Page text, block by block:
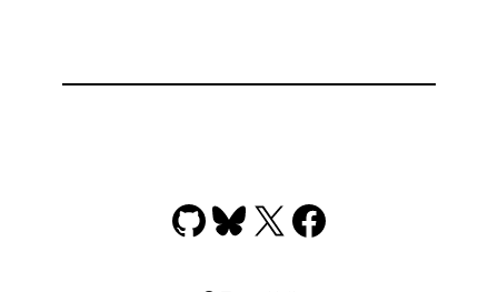
GitHub
Bluesky
X Facebook